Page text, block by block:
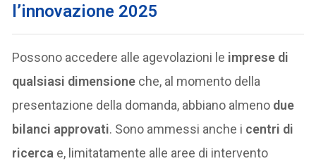
l’innovazione 2025
Possono accedere alle agevolazioni le imprese di
qualsiasi dimensione che, al momento della
presentazione della domanda, abbiano almeno due
bilanci approvati. Sono ammessi anche i centri di
ricerca e, limitatamente alle aree di intervento